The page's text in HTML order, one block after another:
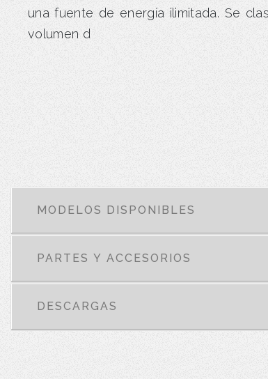
una fuente de energía ilimitada. Se
volumen d
MODELOS DISPONIBLES
PARTES Y ACCESORIOS
DESCARGAS